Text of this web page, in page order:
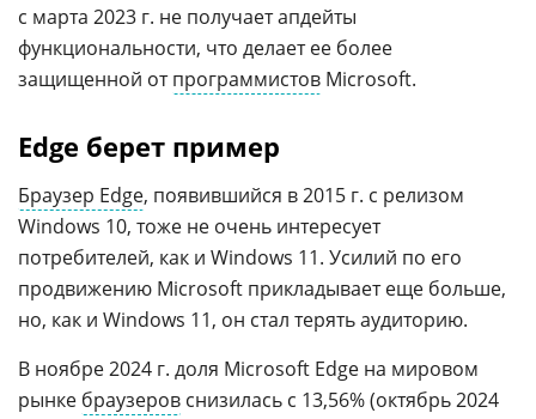
с марта 2023 г. не получает апдейты
функциональности, что делает ее более
защищенной отпрограммистов Microsoft.
Edge берет пример
Браузер Edge, появившийся в 2015 г. с релизом
Windows 10, тоже не очень интересует
потребителей, как и Windows 11. Усилий по его
продвижению Microsoft прикладывает еще больше,
но, как и Windows 11, он стал терять аудиторию.
В ноябре 2024 г. доля Microsoft Edge на мировом
рынке браузеров снизилась с 13,56% (октябрь 2024